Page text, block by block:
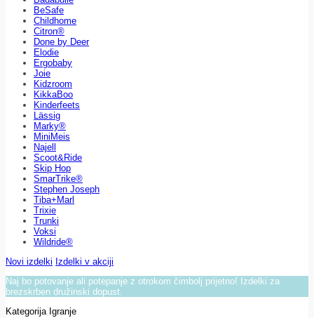
BeSafe
Childhome
Citron®
Done by Deer
Elodie
Ergobaby
Joie
Kidzroom
KikkaBoo
Kinderfeets
Lässig
Marky®
MiniMeis
Najell
Scoot&Ride
Skip Hop
SmarTrike®
Stephen Joseph
Tiba+Marl
Trixie
Trunki
Voksi
Wildride®
Novi izdelki Izdelki v akciji
Naj bo potovanje ali potepanje z otrokom čimbolj prijetno! Izdelki za
brezskrben družinski dopust.
Kategorija Igranje